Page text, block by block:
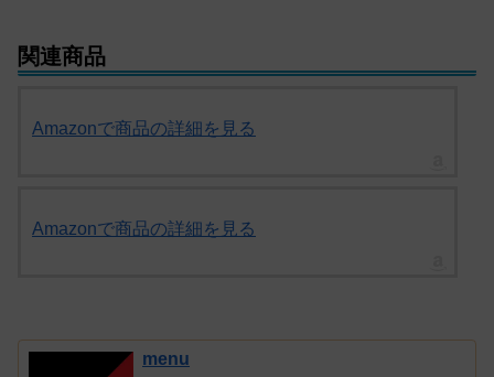
関連商品
Amazonで商品の詳細を見る
Amazonで商品の詳細を見る
menu